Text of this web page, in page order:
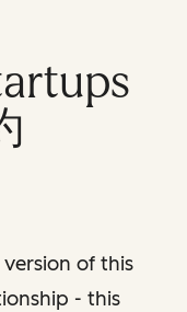
version of this
- this